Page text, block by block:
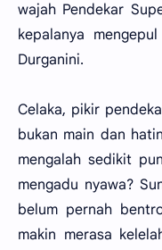
wajah Pendekar
kepalanya
Durganini.
Celaka, pikir
bukan main dan
mengalah sedikit
mengadu nyawa?
belum pernah
makin merasa